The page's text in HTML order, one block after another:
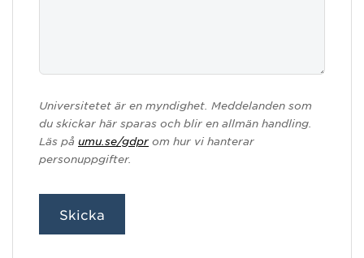
Universitetet är en myndighet. Meddelanden som
du skickar här sparas och blir en allmän handling.
Läs på umu.se/gdpr om hur vi hanterar
personuppgifter.
Skicka